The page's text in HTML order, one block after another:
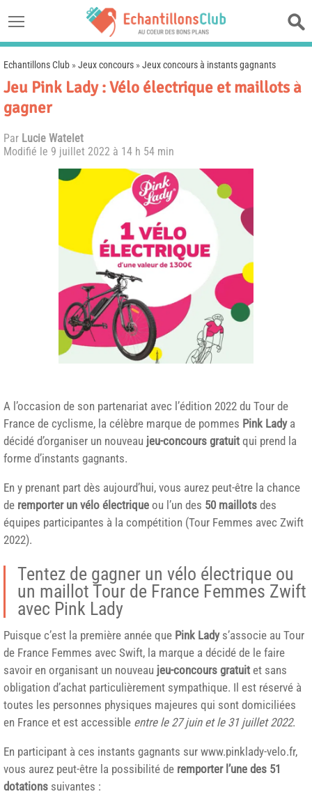
Echantillons Club »Jeux concours »Jeux concours à instants gagnants
Jeu Pink Lady : Vélo électrique et maillots à
gagner
Par Lucie Watelet
Modifié le 9 juillet 2022 à 14 h 54 min
A l’occasion de son partenariat avec l’édition 2022 du Tour de
France de cyclisme, la célèbre marque de pommes Pink Ladya
décidé d’organiser un nouveau jeu-concours gratuit qui prend la
forme d’instants gagnants.
En y prenant part dès aujourd’hui, vous aurez peut-être la chance
de remporter un vélo électrique ou l’un des 50 maillots des
équipes participantes à la compétition (Tour Femmes avec Zwift
2022).
Tentez de gagner un vélo électrique ou
un maillot Tour de France Femmes Zwift
avec Pink Lady
Puisque c’est la première année que Pink Ladys’associe au Tour
de France Femmes avec Swift, la marque a décidé de le faire
savoir en organisant un nouveau jeu-concours gratuit et sans
obligation d’achat particulièrement sympathique. Il est réservé à
toutes les personnes physiques majeures qui sont domiciliées
en France et est accessible entre le 27 juin et le 31 juillet 2022.
En participant à ces instants gagnants sur www.pinklady-velo.fr,
vous aurez peut-être la possibilité de remporter l’une des 51
dotations suivantes :